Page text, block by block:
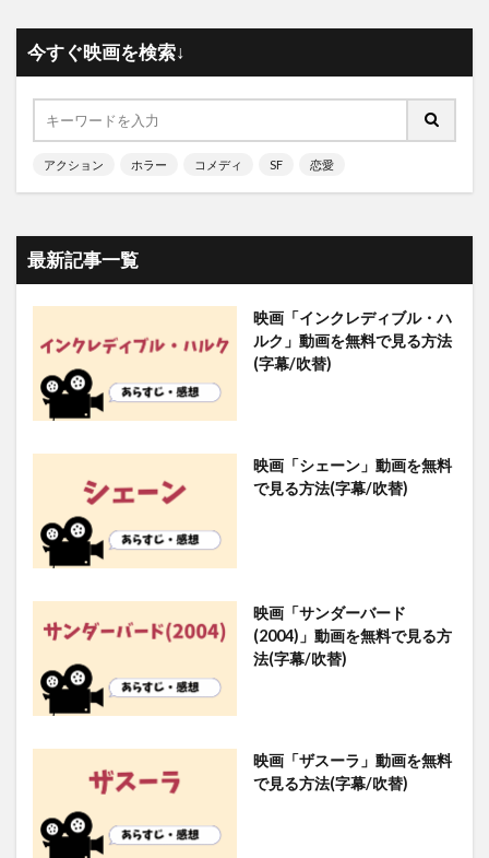
今すぐ映画を検索↓
アクション ホラー コメディ SF 恋愛
最新記事一覧
映画「インクレディブル・ハ
ルク」動画を無料で見る方法
(字幕/吹替)
映画「シェーン」動画を無料
で見る方法(字幕/吹替)
映画「サンダーバード
(2004)」動画を無料で見る方
法(字幕/吹替)
映画「ザスーラ」動画を無料
で見る方法(字幕/吹替)